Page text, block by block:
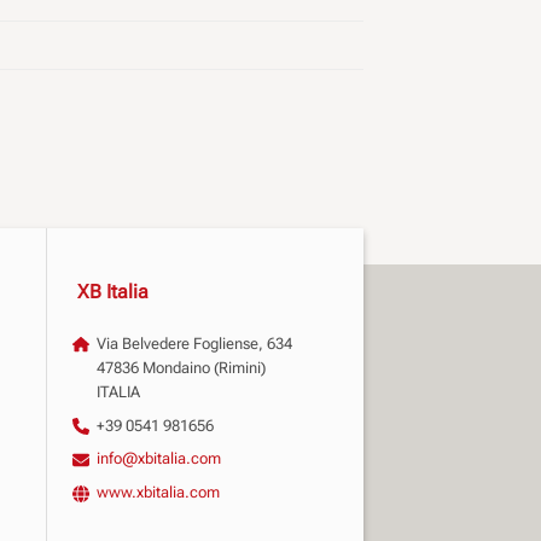
XB Italia
Via Belvedere Fogliense, 634
47836 Mondaino (Rimini)
ITALIA
+39 0541 981656
info@xbitalia.com
www.xbitalia.com